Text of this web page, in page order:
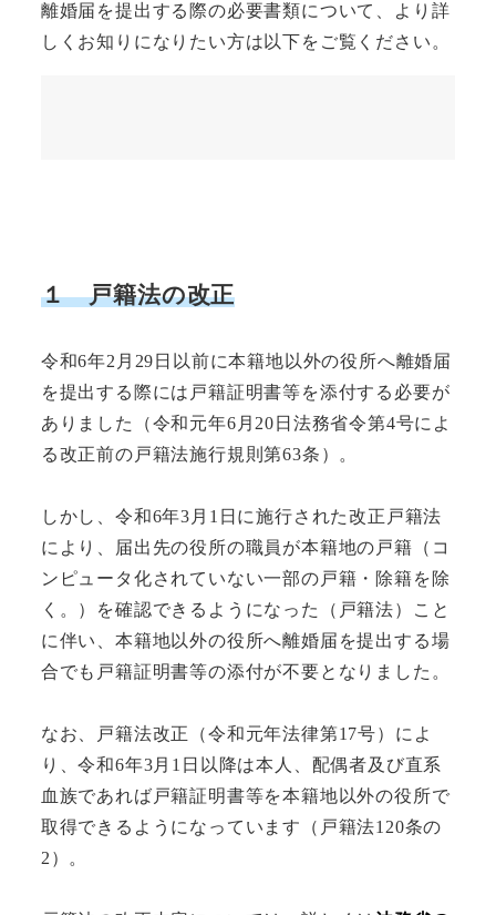
離婚届を提出する際の必要書類について、より詳
しくお知りになりたい方は以下をご覧ください。
１戸籍法の改正
令和6年2月29日以前に本籍地以外の役所へ離婚届
を提出する際には戸籍証明書等を添付する必要が
ありました（令和元年6月20日法務省令第4号によ
る改正前の戸籍法施行規則第63条）。
しかし、令和6年3月1日に施行された改正戸籍法
により、届出先の役所の職員が本籍地の戸籍（コ
ンピュータ化されていない一部の戸籍・除籍を除
く。）を確認できるようになった（戸籍法）こと
に伴い、本籍地以外の役所へ離婚届を提出する場
合でも戸籍証明書等の添付が不要となりました。
なお、戸籍法改正（令和元年法律第17号）によ
り、令和6年3月1日以降は本人、配偶者及び直系
血族であれば戸籍証明書等を本籍地以外の役所で
取得できるようになっています（戸籍法120条の
2）。